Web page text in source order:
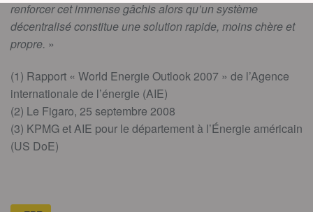
renforcer cet immense gâchis alors qu’un système
décentralisé constitue une solution rapide, moins chère et
propre. »
(1) Rapport « World Energie Outlook 2007 » de l’Agence
internationale de l’énergie (AIE)
(2) Le Figaro, 25 septembre 2008
(3) KPMG et AIE pour le département à l’Énergie américain
(US DoE)